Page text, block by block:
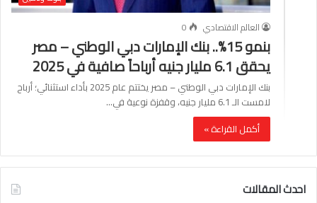
العالم الاقتصادي
0
بنمو 15%.. بنك الإمارات دبي الوطني – مصر
يحقق 6.1 مليار جنيه أرباحاً صافية في 2025
بنك الإمارات دبي الوطني – مصر يختتم عام 2025 بأداء استثنائي؛ أرباح
لامست الـ 6.1 مليار جنيه، وقفزة نوعية في…
أكمل القراءة »
احدث المقالات